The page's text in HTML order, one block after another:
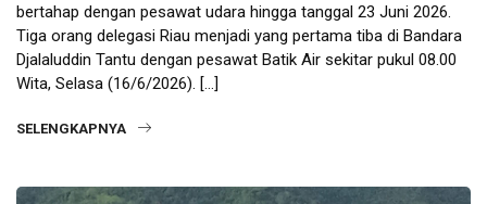
bertahap dengan pesawat udara hingga tanggal 23 Juni 2026.
Tiga orang delegasi Riau menjadi yang pertama tiba di Bandara
Djalaluddin Tantu dengan pesawat Batik Air sekitar pukul 08.00
Wita, Selasa (16/6/2026). […]
SELENGKAPNYA